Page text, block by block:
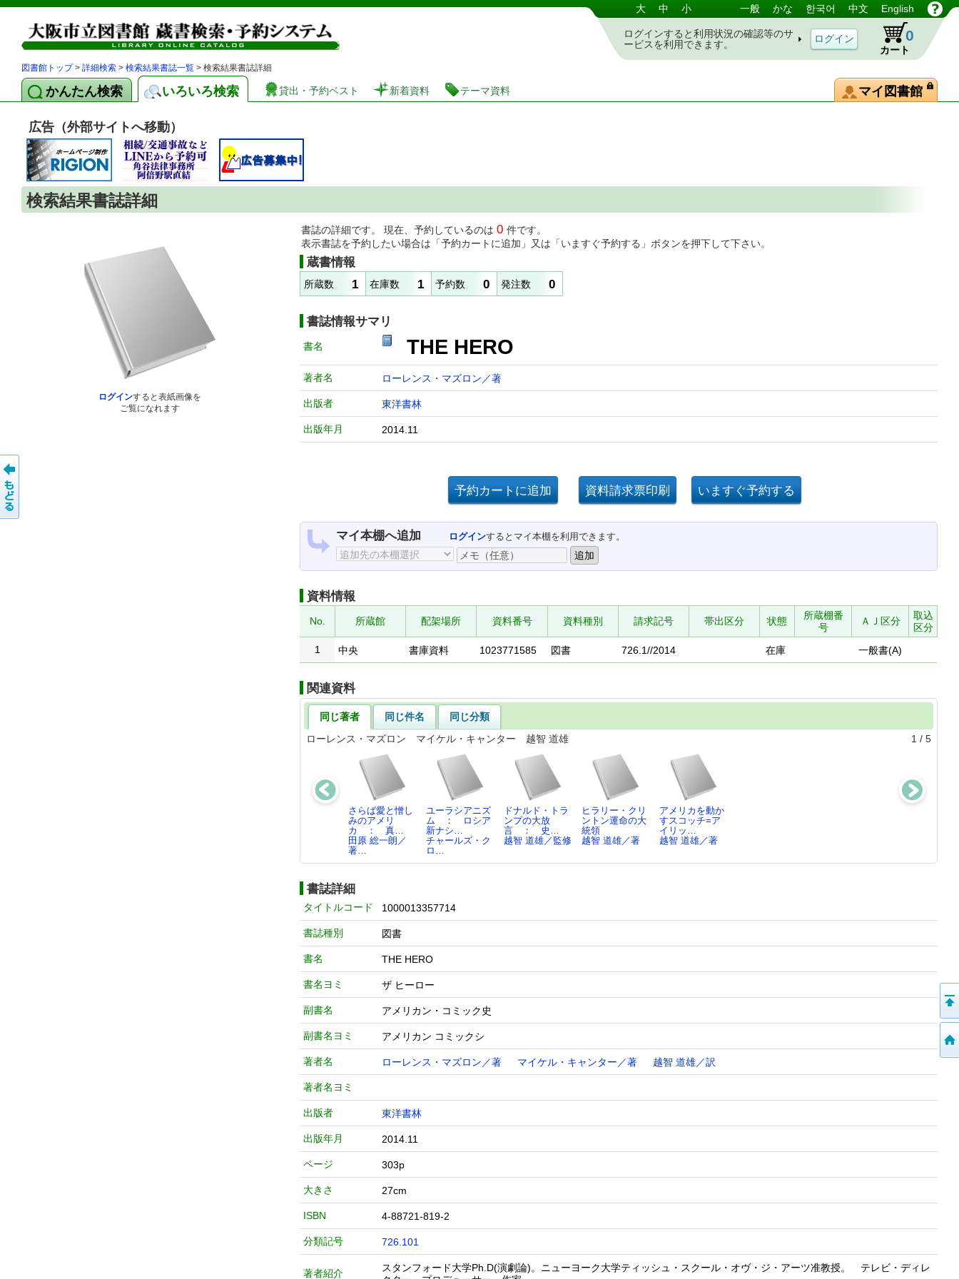
図書館 蔵書検索・予約システム 大 中 小 一般 かな 한국어 中文 English
ログインすると利用状況の確認等のサ
ービスを利用できます。
カート
0
図書館トップ> 詳細検索 > 検索結果書誌一覧 > 検索結果書誌詳細
かんたん検索 いろいろ検索 貸出・予約ベスト 新着資料 テーマ資料 マイ図書館
広告（外部サイトへ移動）
検索結果書誌詳細
ログインすると表紙画像を
ご覧になれます
書誌の詳細です。 現在、予約しているのは 0 件です。
表示書誌を予約したい場合は「予約カートに追加」又は「いますぐ予約する」ボタンを押下して下さい。
蔵書情報
所蔵数 1 在庫数 1 予約数 0 発注数 0
書誌情報サマリ
書名 THE HERO
著者名 ローレンス・マズロン／著
出版者 東洋書林
出版年月 2014.11
マイ本棚へ追加 ログインするとマイ本棚を利用できます。
資料情報
No. 所蔵館 配架場所 資料番号 資料種別 請求記号 帯出区分 状態
所蔵棚番
号
ＡＪ区分
取込
区分
1
中央 書庫資料 1023771585 図書 726.1//2014 在庫 一般書(A)
関連資料
同じ著者 同じ件名
同じ分類
ローレンス・マズロン マイケル・キャンター 越智 道雄
1 / 5
さらば愛と憎し
みのアメリ
カ ： 真…
田原 総一朗／
著…
ユーラシアニズ
ム ： ロシア
新ナシ…
チャールズ・ク
ロ…
ドナルド・トラ
ンプの大放
言 ： 史…
越智 道雄／監修
ヒラリー・クリ
ントン運命の大
統領
越智 道雄／著
アメリカを動か
すスコッチ=ア
イリッ…
越智 道雄／著
書誌詳細
タイトルコード 1000013357714
書誌種別 図書
書名 THE HERO
書名ヨミ ザ ヒーロー
副書名 アメリカン・コミック史
副書名ヨミ アメリカン コミックシ
著者名 ローレンス・マズロン／著 マイケル・キャンター／著 越智 道雄／訳
著者名ヨミ
出版者 東洋書林
出版年月 2014.11
ページ 303p
大きさ 27cm
ISBN 4-88721-819-2
分類記号 726.101
著者紹介
スタンフォード大学Ph.D(演劇論)。ニューヨーク大学ティッシュ・スクール・オヴ・ジ・アーツ准教授。 テレビ・ディレ